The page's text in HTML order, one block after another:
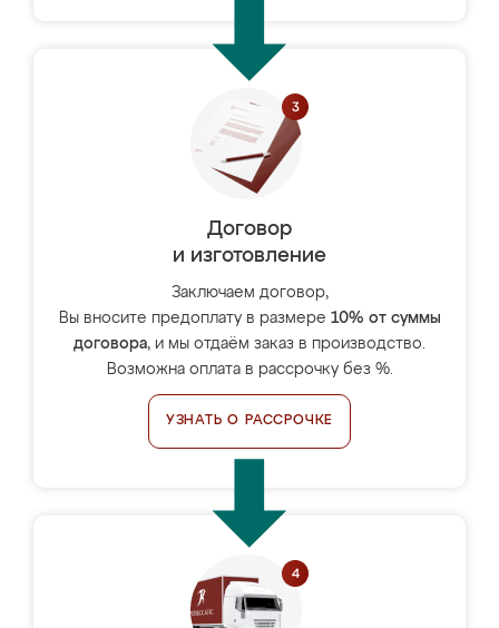
Договор
и изготовление
Заключаем договор,
Вы вносите предоплату в размере 10% от суммы
договора, и мы отдаём заказ в производство.
Возможна оплата в рассрочку без %.
УЗНАТЬ О РАССРОЧКЕ